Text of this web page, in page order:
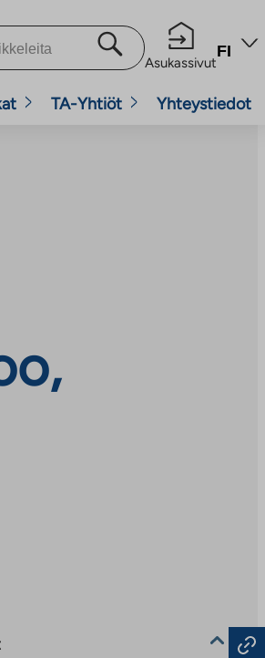
Asukassivut
FI
TA-Yhtiöt Yhteystiedot